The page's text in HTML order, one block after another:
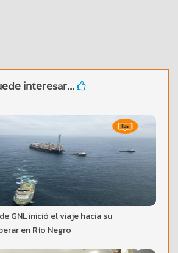
interesar...
GNL inició el viaje hacia su
en Río Negro